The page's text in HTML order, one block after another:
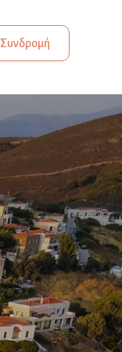
Συνδρομή